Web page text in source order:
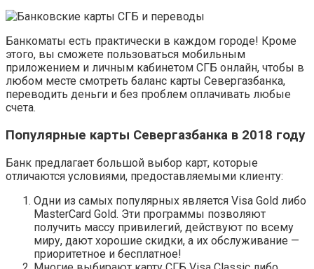
Банкоматы есть практически в каждом городе! Кроме
этого, вы сможете пользоваться мобильным
приложением и личным кабинетом СГБ онлайн, чтобы в
любом месте смотреть баланс карты Севергазбанка,
переводить деньги и без проблем оплачивать любые
счета.
Популярные карты Севергазбанка в 2018 году
Банк предлагает большой выбор карт, которые
отличаются условиями, предоставляемыми клиенту:
Одни из самых популярных является Visa Gold либо
MasterCard Gold. Эти программы позволяют
получить массу привилегий, действуют по всему
миру, дают хорошие скидки, а их обслуживание —
приоритетное и бесплатное!